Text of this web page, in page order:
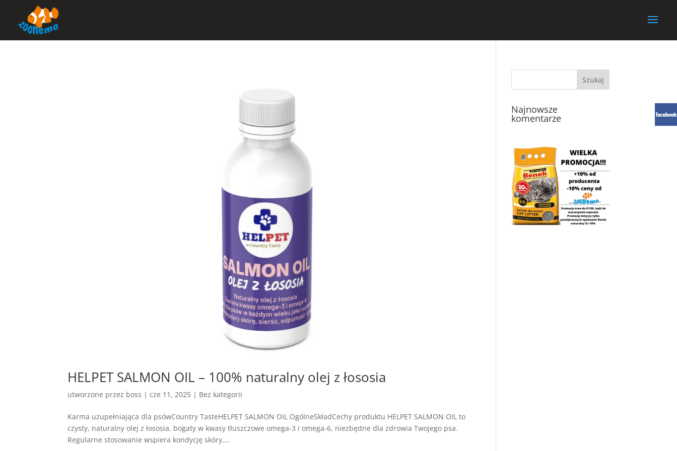
HELPET SALMON OIL – 100% naturalny olej z łososia
utworzone przez boss |cze 11, 2025 | Bez kategorii
Karma uzupełniająca dla psówCountry TasteHELPET SALMON OIL OgólneSkładCechy produktu HELPET SALMON OIL to
czysty, naturalny olej z łososia, bogaty w kwasy tłuszczowe omega-3 i omega-6, niezbędne dla zdrowia Twojego psa.
Regularne stosowanie wspiera kondycję skóry,...
Najnowsze
komentarze